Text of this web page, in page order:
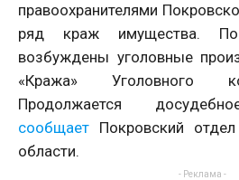
правоохранителями
ряд краж имущества.
возбуждены уголовные
«Кража» Уголовного
Продолжается
сообщает Покровский
области.
- Реклама -